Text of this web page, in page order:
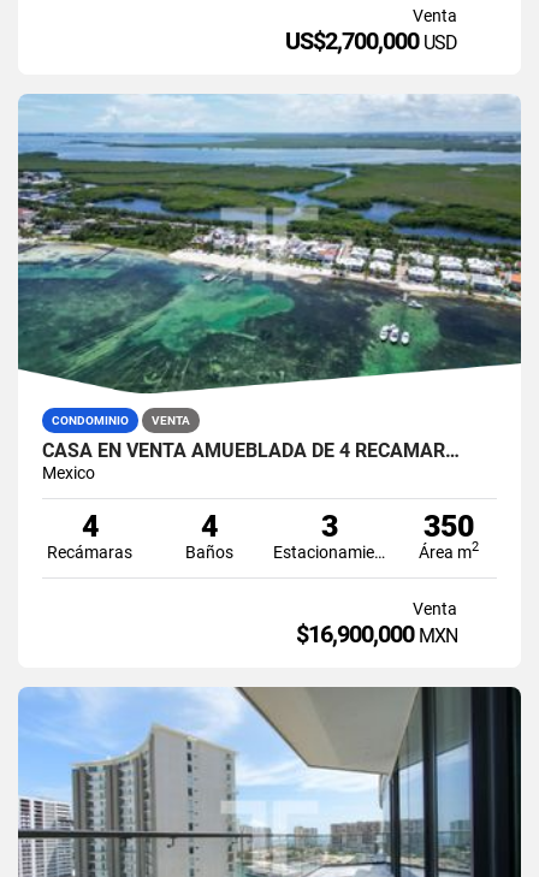
Venta
US$2,700,000 USD
CONDOMINIO VENTA
CASA EN VENTA AMUEBLADA DE 4 RECÁMAR…
Mexico
4
Recámaras
4
Baños
3
Estacionamiento
350
Área m2
Venta
$16,900,000 MXN